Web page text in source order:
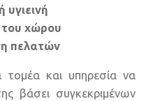
υγιεινή
χώρου
πελατών
τομέα και υπηρεσία να
βάσει συγκεκριμένων